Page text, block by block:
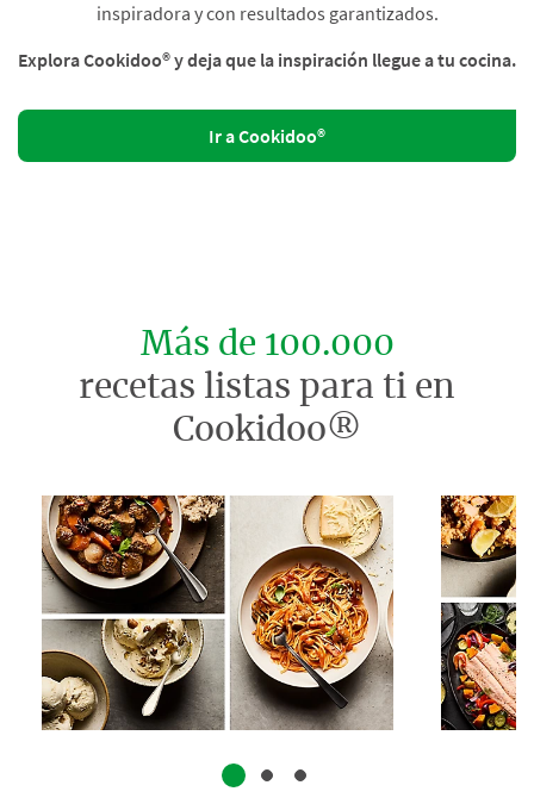
inspiradora y con resultados garantizados.
Explora Cookidoo® y deja que la inspiración llegue a tu cocina.
Ir a Cookidoo®
Más de 100.000
recetas listas para ti en
Cookidoo®